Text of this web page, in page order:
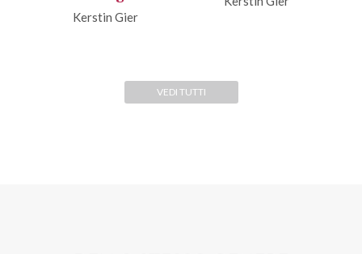
Kerstin Gier
VEDI TUTTI